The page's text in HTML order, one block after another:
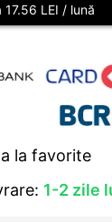
17.56 LEI / lună
la favorite
1-2 zile